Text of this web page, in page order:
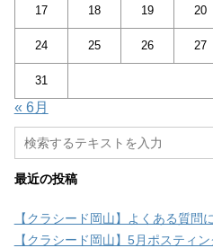
17 18 19 20
24 25 26 27
31
« 6月
最近の投稿
【クラシード岡山】よくある質問
【クラシード岡山】5月ポスティ